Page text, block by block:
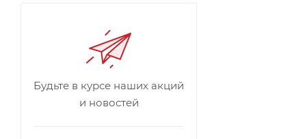
Будьте в курсе наших акций
и новостей